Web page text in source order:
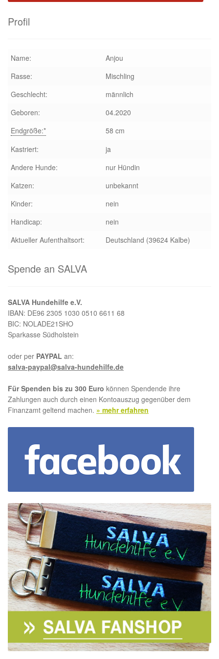
Profil
Name:
Anjou
Rasse:
Mischling
Geschlecht:
männlich
Geboren:
04.2020
Endgröße:*
58 cm
Kastriert:
ja
Andere Hunde:
nur Hündin
Katzen:
unbekannt
Kinder:
nein
Handicap:
nein
Aktueller Aufenthaltsort:
Deutschland (39624 Kalbe)
Spende an SALVA
SALVA Hundehilfe e.V.
IBAN: DE96 2305 1030 0510 6611 68
BIC: NOLADE21SHO
Sparkasse Südholstein
oder per PAYPAL an:
salva-paypal@salva-hundehilfe.de
Für Spenden bis zu 300 Euro können Spendende ihre
Zahlungen auch durch einen Kontoauszug gegenüber dem
Finanzamt geltend machen. » mehr erfahren